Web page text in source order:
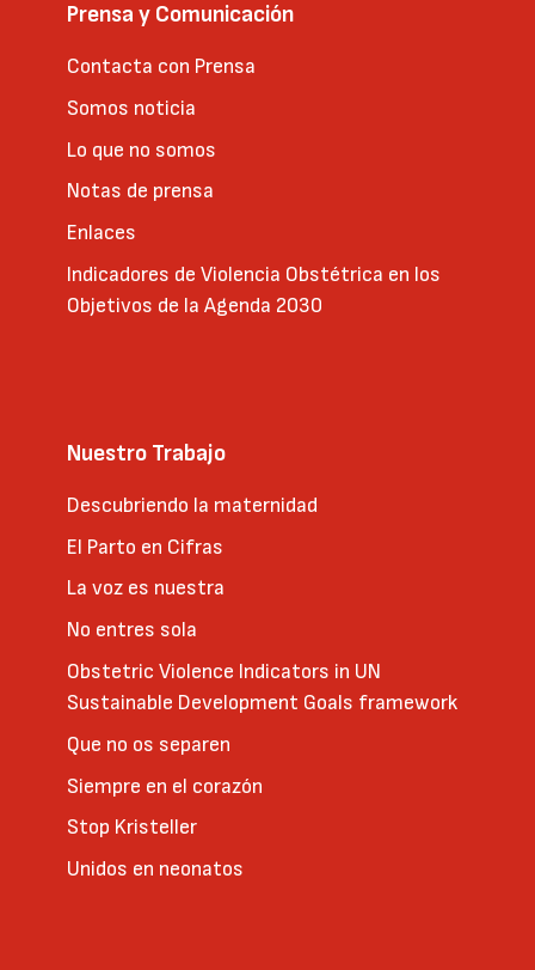
Prensa y Comunicación
Contacta con Prensa
Somos noticia
Lo que no somos
Notas de prensa
Enlaces
Indicadores de Violencia Obstétrica en los
Objetivos de la Agenda 2030
Nuestro Trabajo
Descubriendo la maternidad
El Parto en Cifras
La voz es nuestra
No entres sola
Obstetric Violence Indicators in UN
Sustainable Development Goals framework
Que no os separen
Siempre en el corazón
Stop Kristeller
Unidos en neonatos